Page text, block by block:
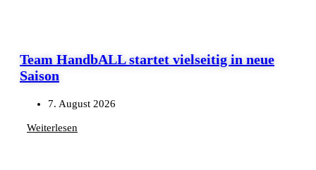
Team HandbALL startet vielseitig in neue
Saison
7. August 2026
Weiterlesen